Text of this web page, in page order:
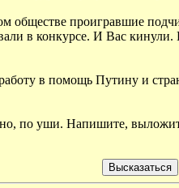
обществе проигравшие
в конкурсе. И Вас
в помощь Путину и
по уши. Напишите,